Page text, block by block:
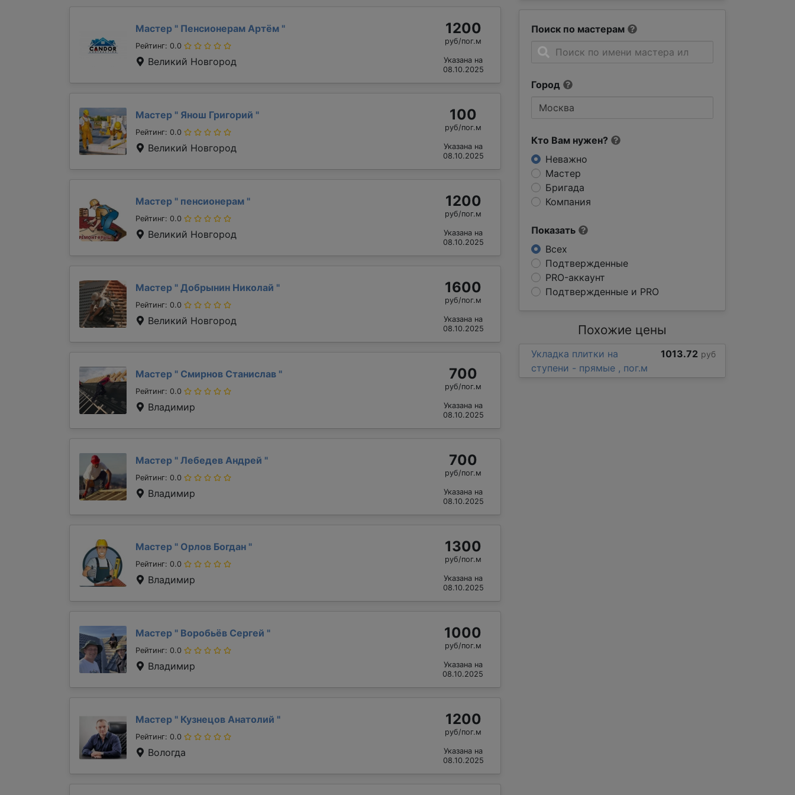
Поиск по мастерам
Город
Кто Вам нужен?
Неважно
Мастер
Бригада
Компания
Показать
Всех
Подтвержденные
PRO-аккаунт
Подтвержденные и PRO
Мастер " Пенсионерам Артём "
Рейтинг: 0.0
Великий Новгород
1200
руб/пог.м
Указана на
08.10.2025
Мастер " Янош Григорий "
Рейтинг: 0.0
Великий Новгород
100
руб/пог.м
Указана на
08.10.2025
Мастер " пенсионерам "
Рейтинг: 0.0
Великий Новгород
1200
руб/пог.м
Указана на
08.10.2025
Мастер " Добрынин Николай "
Рейтинг: 0.0
Великий Новгород
1600
руб/пог.м
Указана на
08.10.2025
Мастер " Смирнов Станислав "
Рейтинг: 0.0
Владимир
700
руб/пог.м
Указана на
08.10.2025
Мастер " Лебедев Андрей "
Рейтинг: 0.0
Владимир
700
руб/пог.м
Указана на
08.10.2025
Мастер " Орлов Богдан "
Рейтинг: 0.0
Владимир
1300
руб/пог.м
Указана на
08.10.2025
Мастер " Воробьёв Сергей "
Рейтинг: 0.0
Владимир
1000
руб/пог.м
Указана на
08.10.2025
Мастер " Кузнецов Анатолий "
Рейтинг: 0.0
Вологда
1200
руб/пог.м
Указана на
08.10.2025
Похожие цены
Укладка плитки на
ступени - прямые , пог.м
1013.72 руб